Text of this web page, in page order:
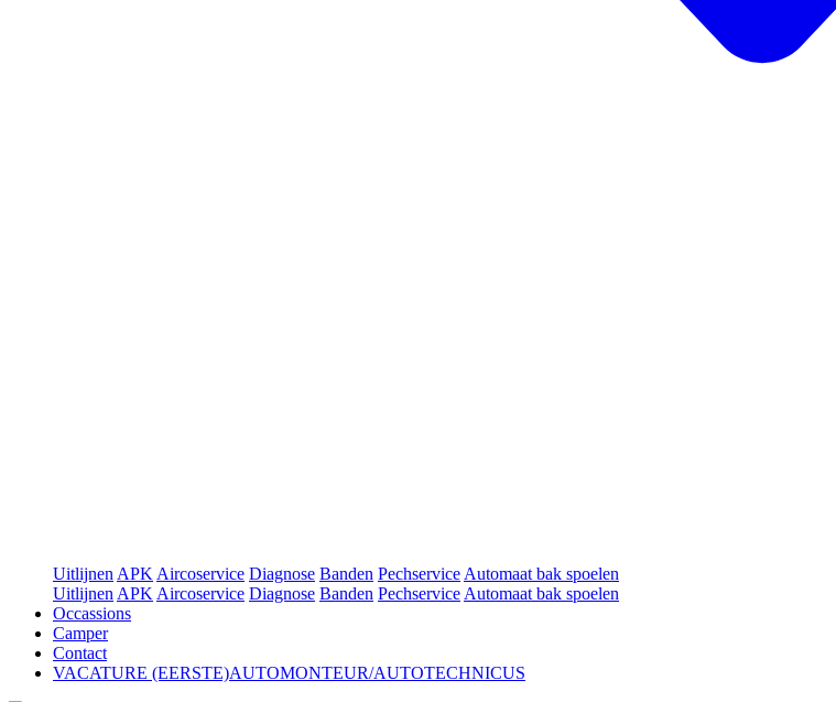
Uitlijnen APK Aircoservice Diagnose Banden Pechservice Automaat bak spoelen
Uitlijnen APK Aircoservice Diagnose Banden Pechservice Automaat bak spoelen
Occassions
Camper
Contact
VACATURE (EERSTE)AUTOMONTEUR/AUTOTECHNICUS